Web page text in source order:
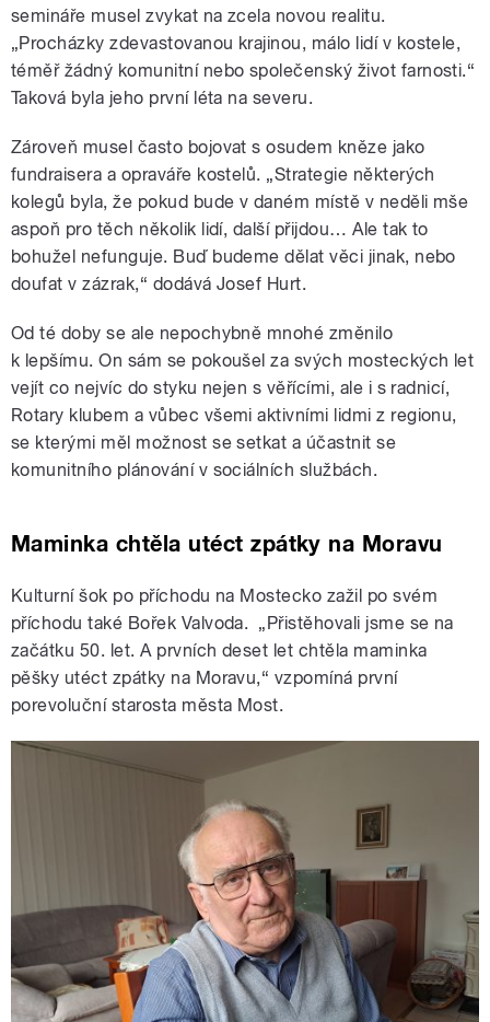
semináře musel zvykat na zcela novou realitu.
„Procházky zdevastovanou krajinou, málo lidí v kostele,
téměř žádný komunitní nebo společenský život farnosti.“
Taková byla jeho první léta na severu.
Zároveň musel často bojovat s osudem kněze jako
fundraisera a opraváře kostelů. „Strategie některých
kolegů byla, že pokud bude v daném místě v neděli mše
aspoň pro těch několik lidí, další přijdou… Ale tak to
bohužel nefunguje. Buď budeme dělat věci jinak, nebo
doufat v zázrak,“ dodává Josef Hurt.
Od té doby se ale nepochybně mnohé změnilo
k lepšímu. On sám se pokoušel za svých mosteckých let
vejít co nejvíc do styku nejen s věřícími, ale i s radnicí,
Rotary klubem a vůbec všemi aktivními lidmi z regionu,
se kterými měl možnost se setkat a účastnit se
komunitního plánování v sociálních službách.
Maminka chtěla utéct zpátky na Moravu
Kulturní šok po příchodu na Mostecko zažil po svém
příchodu také Bořek Valvoda. „Přistěhovali jsme se na
začátku 50. let. A prvních deset let chtěla maminka
pěšky utéct zpátky na Moravu,“ vzpomíná první
porevoluční starosta města Most.